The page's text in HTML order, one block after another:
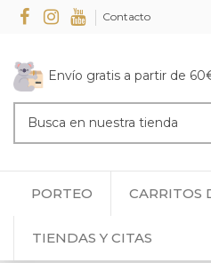
Contacto
Envío gratis a partir de
PORTEO CARRITOS
TIENDAS Y CITAS